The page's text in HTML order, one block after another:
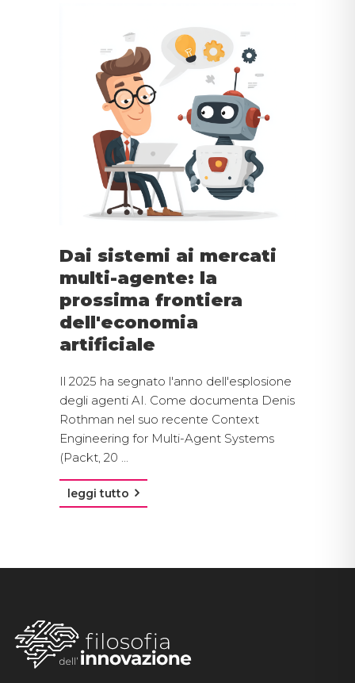
Dai sistemi ai mercati
multi-agente: la
prossima frontiera
dell'economia
artificiale
Il 2025 ha segnato l'anno dell'esplosione
degli agenti AI. Come documenta Denis
Rothman nel suo recente Context
Engineering for Multi-Agent Systems
(Packt, 20 ...
leggi tutto